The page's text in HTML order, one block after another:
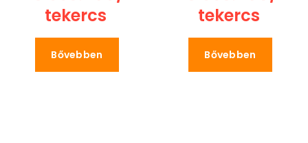
tekercs
Bővebben
tekercs
Bővebben